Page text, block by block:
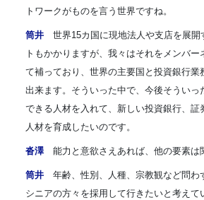
トワークがものを言う世界ですね。
筒井 世界15カ国に現地法人や支店を展開
トもかかりますが、我々はそれをメンバー
て補っており、世界の主要国と投資銀行業
出来ます。そういった中で、今後そういっ
できる人材を入れて、新しい投資銀行、証
人材を育成したいのです。
沓澤能力と意欲さえあれば、他の要素は
筒井 年齢、性別、人種、宗教観など問わ
シニアの方々を採用して行きたいと考えて